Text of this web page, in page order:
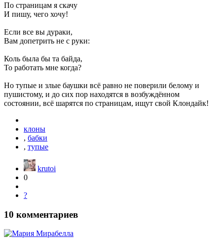
По страницам я скачу
И пишу, чего хочу!
Если все вы дураки,
Вам допетрить не с руки:
Коль была бы та байда,
То работать мне когда?
Но тупые и злые баушки всё равно не поверили белому и
пушистому, и до сих пор находятся в возбуждённом
состоянии, всё шарятся по страницам, ищут свой Клондайк!
клоны
, бабки
, тупые
krutoi
0
?
10 комментариев